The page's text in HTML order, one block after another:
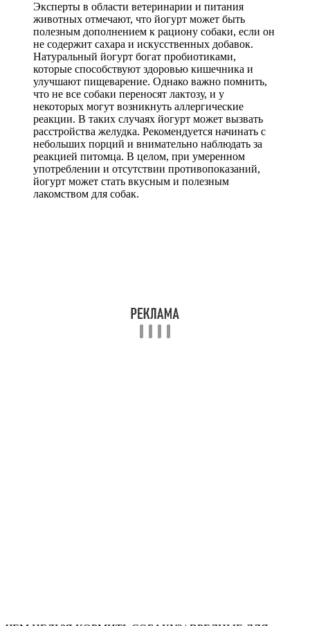
Эксперты в области ветеринарии и питания
животных отмечают, что йогурт может быть
полезным дополнением к рациону собаки, если он
не содержит сахара и искусственных добавок.
Натуральный йогурт богат пробиотиками,
которые способствуют здоровью кишечника и
улучшают пищеварение. Однако важно помнить,
что не все собаки переносят лактозу, и у
некоторых могут возникнуть аллергические
реакции. В таких случаях йогурт может вызвать
расстройства желудка. Рекомендуется начинать с
небольших порций и внимательно наблюдать за
реакцией питомца. В целом, при умеренном
употреблении и отсутствии противопоказаний,
йогурт может стать вкусным и полезным
лакомством для собак.